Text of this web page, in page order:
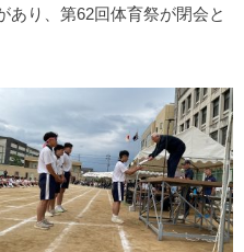
あり、第62回体育祭が閉会と